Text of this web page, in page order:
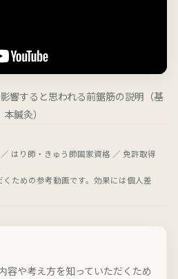
響すると思われる前鋸筋の説明（基
本鍼灸）
／ はり師・きゅう師国家資格 ／ 免許取得
ための参考動画です。効果には個人差
容や考え方を知っていただくため